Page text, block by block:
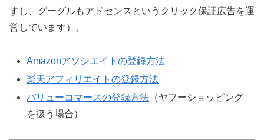
すし、グーグルもアドセンスというクリック保証広告を運
営しています）。
Amazonアソシエイトの登録方法
楽天アフィリエイトの登録方法
バリューコマースの登録方法 （ヤフーショッピング
を扱う場合）